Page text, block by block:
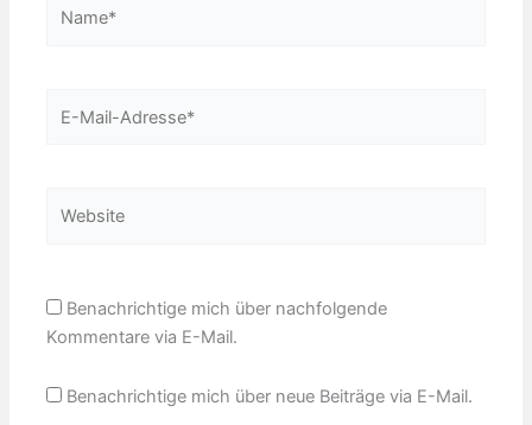
Mail-
Benachrichtige mich über nachfolgende
Kommentare via E-Mail.
Benachrichtige mich über neue Beiträge via E-Mail.